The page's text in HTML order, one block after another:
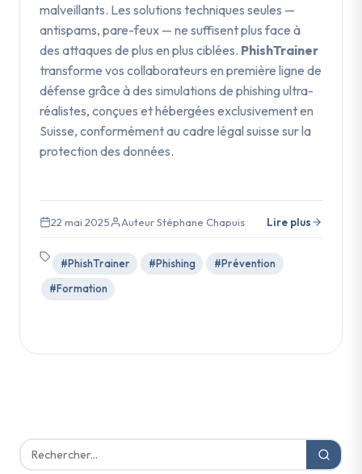
malveillants. Les solutions techniques seules —
antispams, pare-feux — ne suffisent plus face à
des attaques de plus en plus ciblées. PhishTrainer
transforme vos collaborateurs en première ligne de
défense grâce à des simulations de phishing ultra-
réalistes, conçues et hébergées exclusivement en
Suisse, conformément au cadre légal suisse sur la
protection des données.
22 mai 2025 Auteur Stéphane Chapuis Lire plus
#PhishTrainer #Phishing
#Prévention
#Formation